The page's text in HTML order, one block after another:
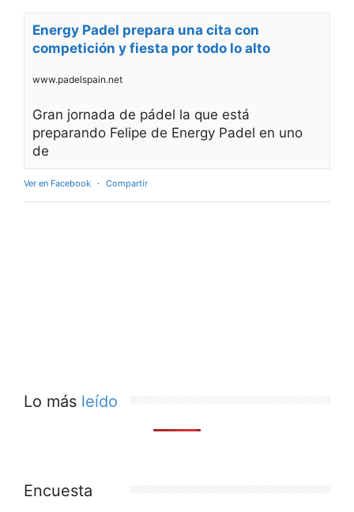
Energy Padel prepara una cita con
competición y fiesta por todo lo alto
www.padelspain.net
Gran jornada de pádel la que está
preparando Felipe de Energy Padel en uno
de
Ver en Facebook · Compartir
Lo más leído
Encuesta